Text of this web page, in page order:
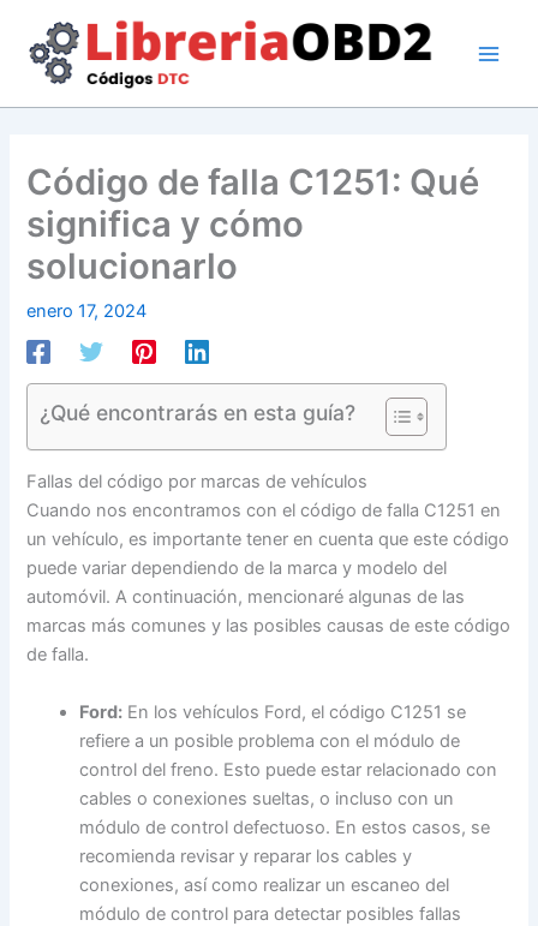
contenido
Código de falla C1251: Qué
significa y cómo
solucionarlo
enero 17, 2024
¿Qué encontrarás en esta guía?
Fallas del código por marcas de vehículos
Cuando nos encontramos con el código de falla C1251 en
un vehículo, es importante tener en cuenta que este código
puede variar dependiendo de la marca y modelo del
automóvil. A continuación, mencionaré algunas de las
marcas más comunes y las posibles causas de este código
de falla.
Ford: En los vehículos Ford, el código C1251 se
refiere a un posible problema con el módulo de
control del freno. Esto puede estar relacionado con
cables o conexiones sueltas, o incluso con un
módulo de control defectuoso. En estos casos, se
recomienda revisar y reparar los cables y
conexiones, así como realizar un escaneo del
módulo de control para detectar posibles fallas